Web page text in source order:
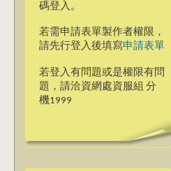
碼登入。
若需申請表單製作者權限，
請先行登入後填寫申請表單
若登入有問題或是權限有問
題，請洽資網處資服組 分
機1999